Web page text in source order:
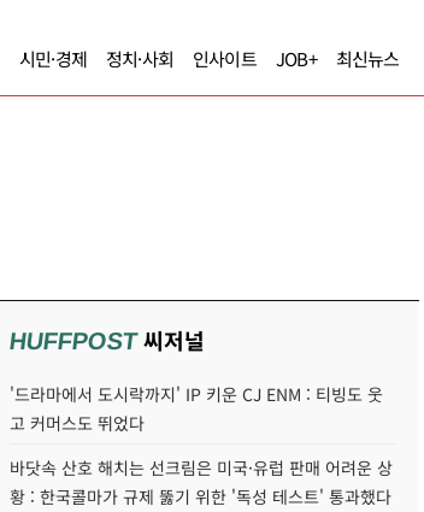
시민·경제 정치·사회 인사이트 JOB+ 최신뉴스
HUFFPOST씨저널
'드라마에서 도시락까지' IP 키운 CJ ENM : 티빙도 웃
고 커머스도 뛰었다
바닷속 산호 해치는 선크림은 미국·유럽 판매 어려운 상
황 : 한국콜마가 규제 뚫기 위한 '독성 테스트' 통과했다